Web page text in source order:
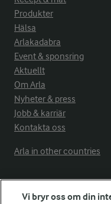
Produkter
Hälsa
Arlakadabra
Event & sponsring
Aktuellt
Om Arla
Nyheter & press
Jobb & karriär
Kontakta oss
Arla in other countries
Fler Arlasajter
Vi bryr oss om din